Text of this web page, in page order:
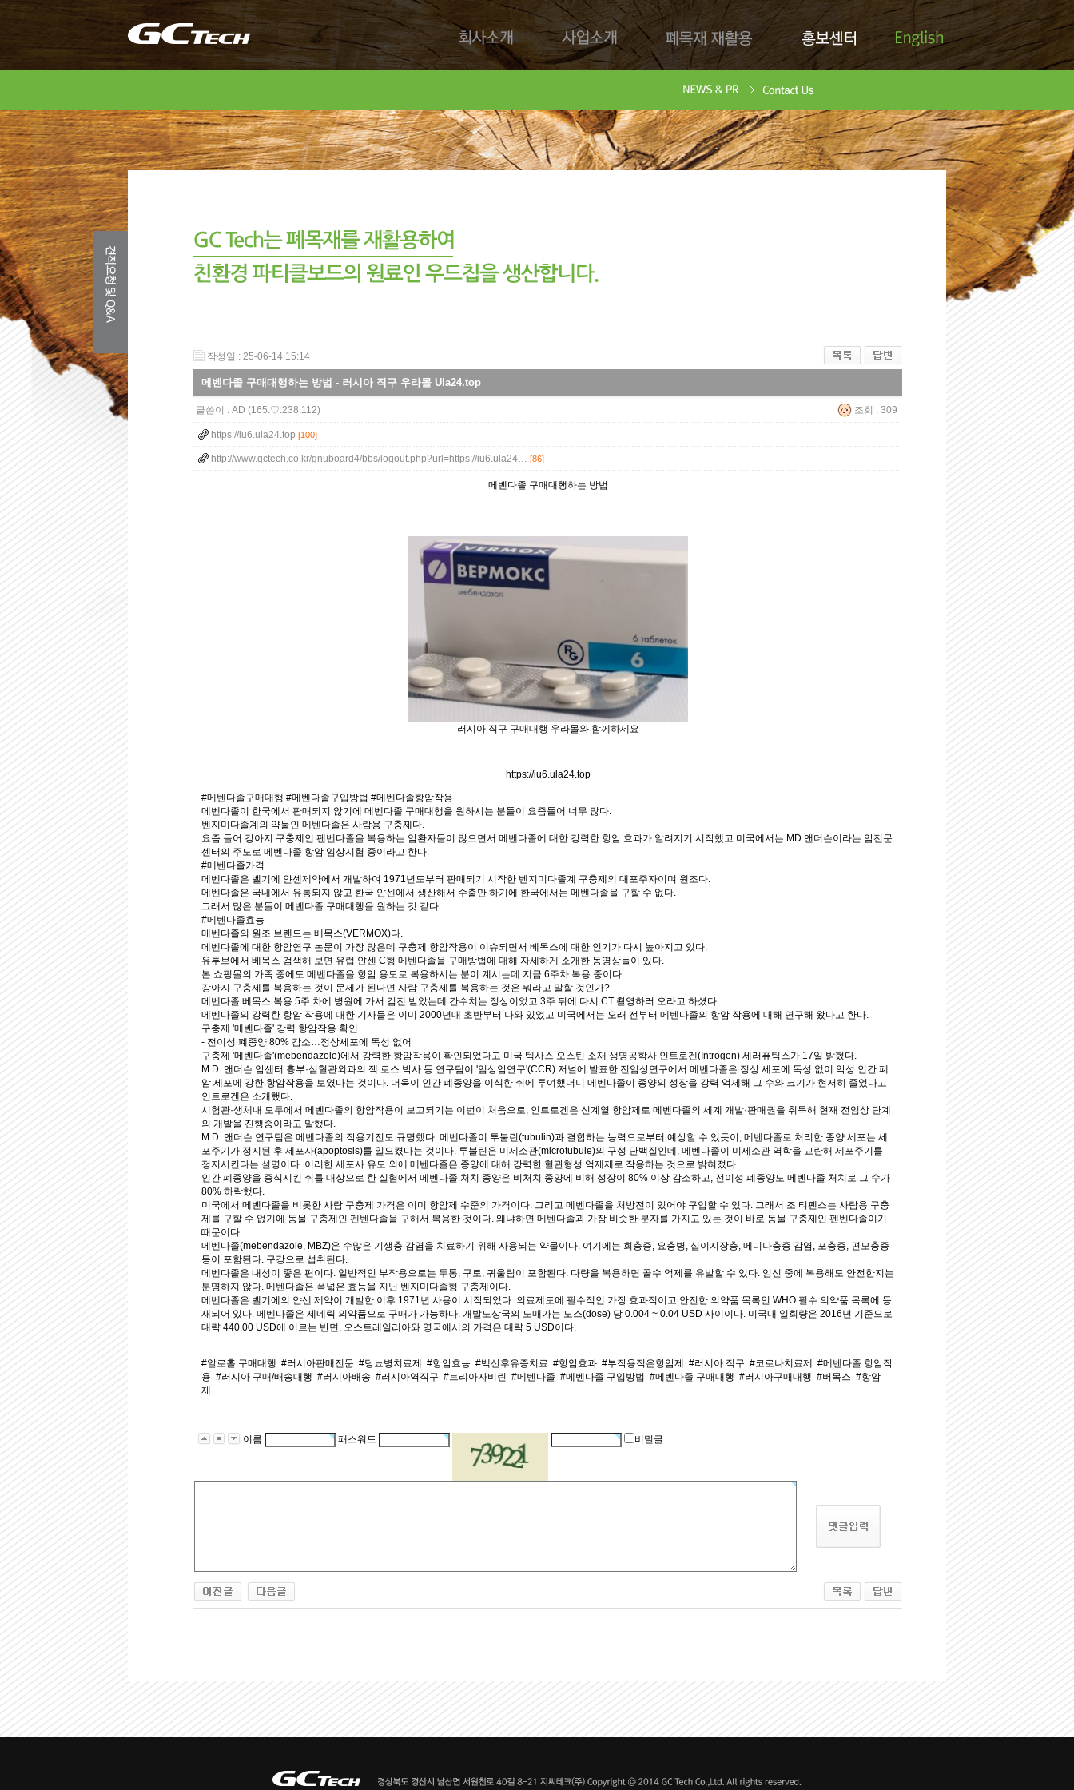
회사소개 사업소개 폐목재 재활용 홍보센터
Download
English
작성일 : 25-06-14 15:14
메벤다졸 구매대행하는 방법 - 러시아 직구 우라몰 Ula24.top
글쓴이 : AD (165.♡.238.112) 조회 : 309
https://iu6.ula24.top [100]
http://www.gctech.co.kr/gnuboard4/bbs/logout.php?url=https://iu6.ula24… [86]
메벤다졸 구매대행하는 방법
러시아 직구 구매대행 우라몰와 함께하세요
https://iu6.ula24.top
#메벤다졸구매대행 #메벤다졸구입방법 #메벤다졸항암작용
메벤다졸이 한국에서 판매되지 않기에 메벤다졸 구매대행을 원하시는 분들이 요즘들어 너무 많다.
벤지미다졸계의 약물인 메벤다졸은 사람용 구충제다.
요즘 들어 강아지 구충제인 펜벤다졸을 복용하는 암환자들이 많으면서 메벤다졸에 대한 강력한 항암 효과가 알려지기 시작했고 미국에서는 MD 앤더슨이라는 암전문
센터의 주도로 메벤다졸 항암 임상시험 중이라고 한다.
#메벤다졸가격
메벤다졸은 벨기에 얀센제약에서 개발하여 1971년도부터 판매되기 시작한 벤지미다졸계 구충제의 대포주자이며 원조다.
메벤다졸은 국내에서 유통되지 않고 한국 얀센에서 생산해서 수출만 하기에 한국에서는 메벤다졸을 구할 수 없다.
그래서 많은 분들이 메벤다졸 구매대행을 원하는 것 같다.
#메벤다졸효능
메벤다졸의 원조 브랜드는 베목스(VERMOX)다.
메벤다졸에 대한 항암연구 논문이 가장 많은데 구충제 항암작용이 이슈되면서 베목스에 대한 인기가 다시 높아지고 있다.
유투브에서 베목스 검색해 보면 유럽 얀센 C형 메벤다졸을 구매방법에 대해 자세하게 소개한 동영상들이 있다.
본 쇼핑몰의 가족 중에도 메벤다졸을 항암 용도로 복용하시는 분이 계시는데 지금 6주차 복용 중이다.
강아지 구충제를 복용하는 것이 문제가 된다면 사람 구충제를 복용하는 것은 뭐라고 말할 것인가?
메벤다졸 베목스 복용 5주 차에 병원에 가서 검진 받았는데 간수치는 정상이었고 3주 뒤에 다시 CT 촬영하러 오라고 하셨다.
메벤다졸의 강력한 항암 작용에 대한 기사들은 이미 2000년대 초반부터 나와 있었고 미국에서는 오래 전부터 메벤다졸의 항암 작용에 대해 연구해 왔다고 한다.
구충제 '메벤다졸' 강력 항암작용 확인
- 전이성 폐종양 80% 감소…정상세포에 독성 없어
구충제 '메벤다졸'(mebendazole)에서 강력한 항암작용이 확인되었다고 미국 텍사스 오스틴 소재 생명공학사 인트로겐(Introgen) 세러퓨틱스가 17일 밝혔다.
M.D. 앤더슨 암센터 흉부·심혈관외과의 잭 로스 박사 등 연구팀이 '임상암연구'(CCR) 저널에 발표한 전임상연구에서 메벤다졸은 정상 세포에 독성 없이 악성 인간 폐
암 세포에 강한 항암작용을 보였다는 것이다. 더욱이 인간 폐종양을 이식한 쥐에 투여했더니 메벤다졸이 종양의 성장을 강력 억제해 그 수와 크기가 현저히 줄었다고
인트로겐은 소개했다.
시험관·생체내 모두에서 메벤다졸의 항암작용이 보고되기는 이번이 처음으로, 인트로겐은 신계열 항암제로 메벤다졸의 세계 개발·판매권을 취득해 현재 전임상 단계
의 개발을 진행중이라고 말했다.
M.D. 앤더슨 연구팀은 메벤다졸의 작용기전도 규명했다. 메벤다졸이 투불린(tubulin)과 결합하는 능력으로부터 예상할 수 있듯이, 메벤다졸로 처리한 종양 세포는 세
포주기가 정지된 후 세포사(apoptosis)를 일으켰다는 것이다. 투불린은 미세소관(microtubule)의 구성 단백질인데, 메벤다졸이 미세소관 역학을 교란해 세포주기를
정지시킨다는 설명이다. 이러한 세포사 유도 외에 메벤다졸은 종양에 대해 강력한 혈관형성 억제제로 작용하는 것으로 밝혀졌다.
인간 폐종양을 증식시킨 쥐를 대상으로 한 실험에서 메벤다졸 처치 종양은 비처치 종양에 비해 성장이 80% 이상 감소하고, 전이성 폐종양도 메벤다졸 처치로 그 수가
80% 하락했다.
미국에서 메벤다졸을 비롯한 사람 구충제 가격은 이미 항암제 수준의 가격이다. 그리고 메벤다졸을 처방전이 있어야 구입할 수 있다. 그래서 조 티펜스는 사람용 구충
제를 구할 수 없기에 동물 구충제인 펜벤다졸을 구해서 복용한 것이다. 왜냐하면 메벤다졸과 가장 비슷한 분자를 가지고 있는 것이 바로 동물 구충제인 펜벤다졸이기
때문이다.
메벤다졸(mebendazole, MBZ)은 수많은 기생충 감염을 치료하기 위해 사용되는 약물이다. 여기에는 회충증, 요충병, 십이지장충, 메디나충증 감염, 포충증, 편모충증
등이 포함된다. 구강으로 섭취된다.
메벤다졸은 내성이 좋은 편이다. 일반적인 부작용으로는 두통, 구토, 귀울림이 포함된다. 다량을 복용하면 골수 억제를 유발할 수 있다. 임신 중에 복용해도 안전한지는
분명하지 않다. 메벤다졸은 폭넓은 효능을 지닌 벤지미다졸형 구충제이다.
메벤다졸은 벨기에의 얀센 제약이 개발한 이후 1971년 사용이 시작되었다. 의료제도에 필수적인 가장 효과적이고 안전한 의약품 목록인 WHO 필수 의약품 목록에 등
재되어 있다. 메벤다졸은 제네릭 의약품으로 구매가 가능하다. 개발도상국의 도매가는 도스(dose) 당 0.004 ~ 0.04 USD 사이이다. 미국내 일회량은 2016년 기준으로
대략 440.00 USD에 이르는 반면, 오스트레일리아와 영국에서의 가격은 대략 5 USD이다.
#알로홀 구매대행 #러시아판매전문 #당뇨병치료제 #항암효능 #백신후유증치료 #항암효과 #부작용적은항암제 #러시아 직구 #코로나치료제
#메벤다졸 항암작
용 #러시아 구매/배송대행 #러시아배송 #러시아역직구 #트리아자비린 #메벤다졸 #메벤다졸 구입방법 #메벤다졸 구매대행 #러시아구매대행 #버목스 #항암
제
이름 패스워드 비밀글